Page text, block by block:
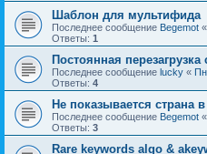
Шаблон для мультифида
Последнее сообщение Begemot «
Ответы: 1
Постоянная
Последнее сообщение lucky « Пн
Ответы: 4
Не показывается страна
Последнее сообщение Begemot «
Ответы: 3
Rare keywords algo &